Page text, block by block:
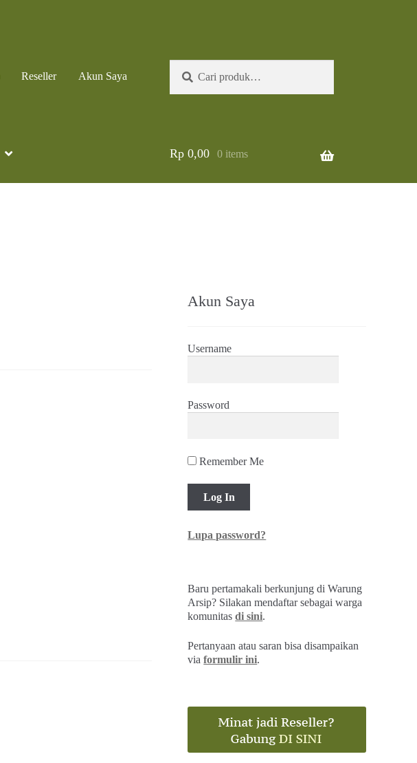
Reseller Akun Saya
untuk:
Rp0,00 0 items
Akun Saya
Username
Password
Remember Me
Lupa password?
Baru pertamakali berkunjung di Warung
Arsip? Silakan mendaftar sebagai warga
komunitasdi sini.
Pertanyaan atau saran bisa disampaikan
viaformulir ini.